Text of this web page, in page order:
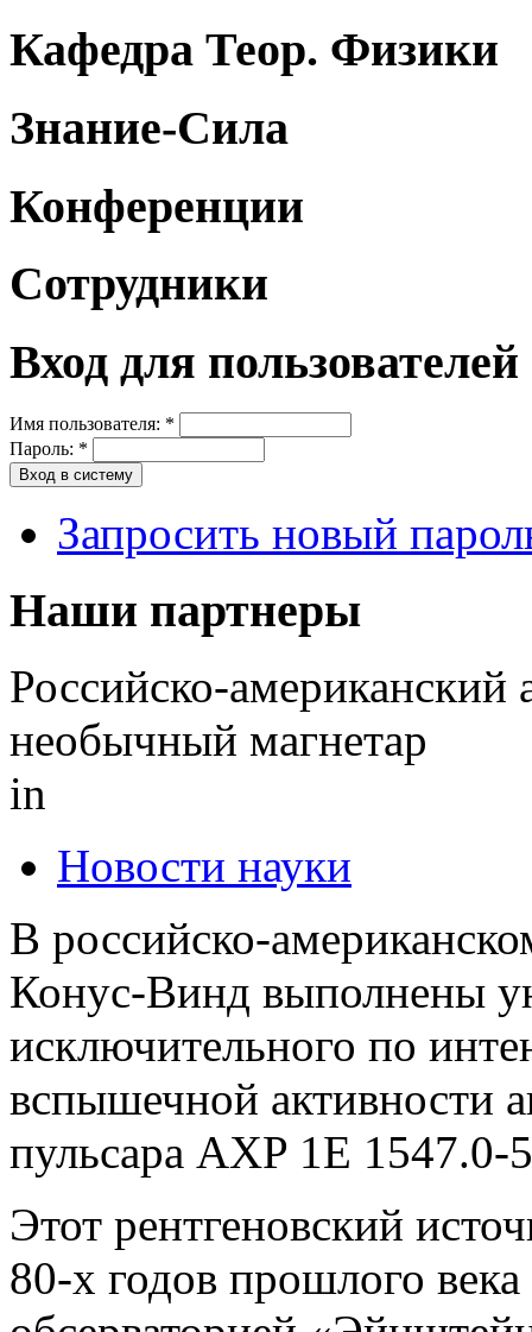
Кафедра Теор. Физики
Знание-Сила
Конференции
Сотрудники
Вход для пользователей
Имя пользователя: *
Пароль: *
Запросить новый
Наши партнеры
Российско-американский
необычный магнетар
in
Новости науки
В российско-
Конус-Винд выполнены
исключительного по
вспышечной активности
пульсара AXP 1E 1547.0-
Этот рентгеновский
80-х годов прошлого